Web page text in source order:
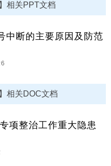
案 各科室、区队： 根据
】文件灵石县煤矿安全攻
灵石县煤矿安全攻坚年活
【2018】43号文件灵石
安全生产月”活动的通知
管控的隐患排查治理双
的防范措施最新 实践充
克服一次又一次重大风
帮助到大家!意识形态风
健全意识形态领域舆情
社会舆情动态，及时发
相关PPT文档
中断的主要原因及防范
相关DOC文档
项整治工作重大隐患